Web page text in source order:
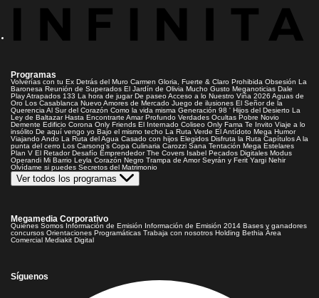
Programas
Volverías con tu Ex Detrás del Muro Carmen Gloria, Fuerte & Claro Prohibida Obsesión La
Baronesa Reunión de Superados El Jardín de Olivia Mucho Gusto Meganoticias Dale
PlayAtrapados 133 La hora de jugar De paseoAcceso a lo Nuestro Viña 2026 Aguas de
Oro Los Casablanca Nuevo Amores de Mercado Juego de ilusiones El Señor de la
Querencia Al Sur del Corazón Como la vida misma Generación 98 ' Hijos del Desierto La
Ley de Baltazar Hasta Encontrarte Amar Profundo Verdades Ocultas Pobre Novio
Demente Edificio Corona Only Friends El Internado Coliseo Only Fama Te Invito Viaje a lo
insólito De aquí vengo yo Bajo el mismo techo La Ruta Verde El Antídoto Mega Humor
Viajando Ando La Ruta del Agua Casado con hijos Elegidos Disfruta la Ruta CapítulosA la
punta del cerro Los Carsong's Copa Culinaria Carozzi Sana Tentación Mega Estelares
Plan V El Retador Desafío Emprendedor The Covers Isabel Pecados Digitales Modus
Operandi Mi Barrio Leyla Corazón Negro Trampa de Amor Seyrán y Ferit Yargi Nehir
Olvídame si puedes Secretos del Matrimonio
Ver todos los programas
Megamedia Corporativo
Quienes Somos Información de Emisión Información de Emisión 2014 Bases y ganadores
concursos Orientaciones Programáticas Trabaja con nosotros Holding Bethia Área
Comercial Mediakit Digital
Síguenos